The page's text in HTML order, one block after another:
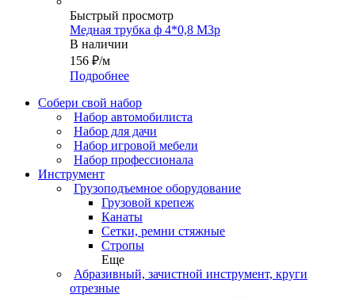
Быстрый просмотр
Медная трубка ф 4*0,8 М3р
В наличии
156 ₽/м
Подробнее
Собери свой набор
Набор автомобилиста
Набор для дачи
Набор игровой мебели
Набор профессионала
Инструмент
Грузоподъемное оборудование
Грузовой крепеж
Канаты
Сетки, ремни стяжные
Стропы
Еще
Абразивный, зачистной инструмент, круги
отрезные